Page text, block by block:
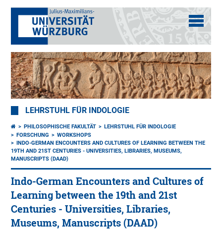
LEHRSTUHL FÜR INDOLOGIE
PHILOSOPHISCHE FAKULTÄT
LEHRSTUHL FÜR INDOLOGIE
FORSCHUNG
WORKSHOPS
INDO-GERMAN ENCOUNTERS AND CULTURES OF LEARNING BETWEEN THE
19TH AND 21ST CENTURIES - UNIVERSITIES, LIBRARIES, MUSEUMS,
MANUSCRIPTS (DAAD)
Indo-German Encounters and Cultures of
Learning between the 19th and 21st
Centuries - Universities, Libraries,
Museums, Manuscripts (DAAD)